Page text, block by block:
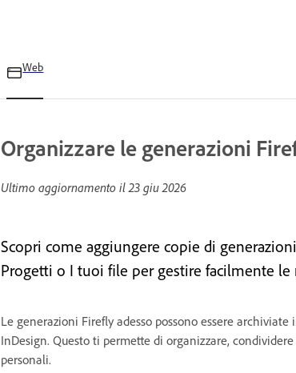
Web
Organizzare le generazioni
Ultimo aggiornamento il23 giu 2026
Scopri come aggiungere copie di
Progetti o I tuoi file per gestire facilmente le
Le generazioni Firefly adesso possono essere
InDesign. Questo ti permette di organizzare,
personali.